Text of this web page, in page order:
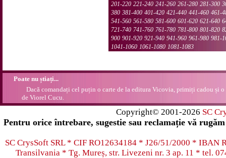
201-220 221-240 241-260 261-280 281-300
380 381-400 401-420 421-440 441-460 461-
541-560 561-580 581-600 601-620 621-640
721-740 741-760 761-780 781-800 801-820
900 901-920 921-940 941-960 961-980 981-
1041-1060 1061-1080 1081-1083
Poate nu știați...
Dacă comandați cel puțin o carte de la editura Vicovia, primiți cadou și
de Viorel Cucu.
Copyright© 2001-2026 SC
Pentru orice întrebare, sugestie sau reclamație vă
SC CrysSoft SRL * CIF RO12634184 * J26/51/2000 * IBAN
Transilvania * Tg. Mureș, str. Livezeni nr. 3 ap. 11 * tel.